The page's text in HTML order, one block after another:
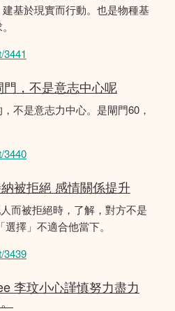
基於現實而行動。也是物種基
，不是意志中心呢
不是意志力中心。是閘門60，
3440
被拒絕 感情關係提升
而被拒絕時，了解，對方不是
擇」不適合他當下。
3439
李玟小心謹慎努力盡力